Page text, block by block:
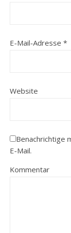
E-Mail-Adresse *
Website
Benachrichtige
E-Mail.
Kommentar